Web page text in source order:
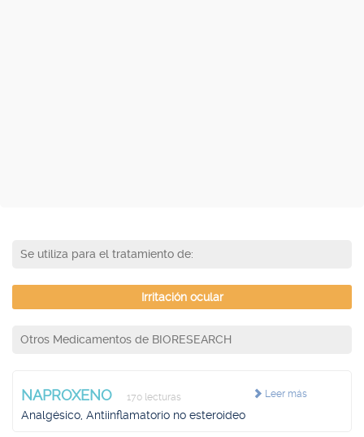
Se utiliza para el tratamiento de:
Irritación ocular
Otros Medicamentos de BIORESEARCH
Leer más
NAPROXENO 170 lecturas
Analgésico, Antiinflamatorio no esteroideo